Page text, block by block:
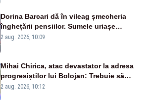
Dorina Barcari dă în vileag șmecheria
înghețării pensiilor. Sumele uriașe
pierdute de fiecare român
2 aug. 2026, 10:09
Mihai Chirica, atac devastator la adresa
progresiștilor lui Bolojan: Trebuie să
protejăm și natura, dar nu șținem omaneii
2 aug. 2026, 10:12